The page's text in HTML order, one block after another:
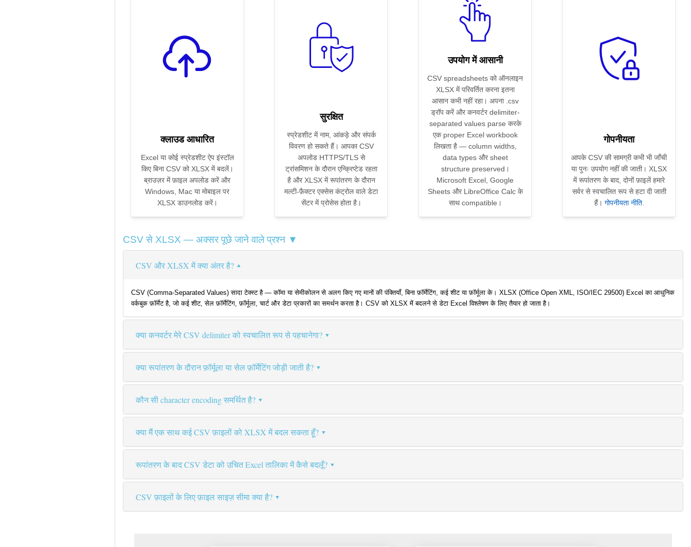
क्लाउड आधारित
Excel या कोई स्प्रेडशीट ऐप इंस्टॉल
किए बिना CSV को XLSX में बदलें।
ब्राउज़र में फ़ाइल अपलोड करें और
Windows, Mac या मोबाइल पर
XLSX डाउनलोड करें।
सुरक्षित
स्प्रेडशीट में नाम, आंकड़े और संपर्क
विवरण हो सकते हैं। आपका CSV
अपलोड HTTPS/TLS से
ट्रांसमिशन के दौरान एन्क्रिप्टेड रहता
है और XLSX में रूपांतरण के दौरान
मल्टी-फ़ैक्टर एक्सेस कंट्रोल वाले डेटा
सेंटर में प्रोसेस होता है।
उपयोग में आसानी
CSV spreadsheets को ऑनलाइन
XLSX में परिवर्तित करना इतना
आसान कभी नहीं रहा। अपना .csv
ड्रॉप करें और कनवर्टर delimiter-
separated values parse करके
एक proper Excel workbook
लिखता है — column widths,
data types और sheet
structure preserved।
Microsoft Excel, Google
Sheets और LibreOffice Calc के
साथ compatible।
गोपनीयता
आपके CSV की सामग्री कभी भी जाँची
या पुनः उपयोग नहीं की जाती। XLSX
में रूपांतरण के बाद, दोनों फ़ाइलें हमारे
सर्वर से स्वचालित रूप से हटा दी जाती
हैं। गोपनीयता नीति.
CSV से XLSX — अक्सर पूछे जाने वाले प्रश्न ▼
CSV और XLSX में क्या अंतर है?
CSV (Comma-Separated Values) सादा टेक्स्ट है — कॉमा या सेमीकोलन से अलग किए गए मानों की पंक्तियाँ, बिना फ़ॉर्मेटिंग, कई शीट या फ़ॉर्मूला के। XLSX (Office Open XML, ISO/IEC 29500) Excel का आधुनिक
वर्कबुक फ़ॉर्मेट है, जो कई शीट, सेल फ़ॉर्मेटिंग, फ़ॉर्मूला, चार्ट और डेटा प्रकारों का समर्थन करता है। CSV को XLSX में बदलने से डेटा Excel विश्लेषण के लिए तैयार हो जाता है।
क्या कनवर्टर मेरे CSV delimiter को स्वचालित रूप से पहचानेगा?
क्या रूपांतरण के दौरान फ़ॉर्मूला या सेल फ़ॉर्मेटिंग जोड़ी जाती है?
कौन सी character encoding समर्थित है?
क्या मैं एक साथ कई CSV फ़ाइलों को XLSX में बदल सकता हूँ?
रूपांतरण के बाद CSV डेटा को उचित Excel तालिका में कैसे बदलूँ?
CSV फ़ाइलों के लिए फ़ाइल साइज़ सीमा क्या है?